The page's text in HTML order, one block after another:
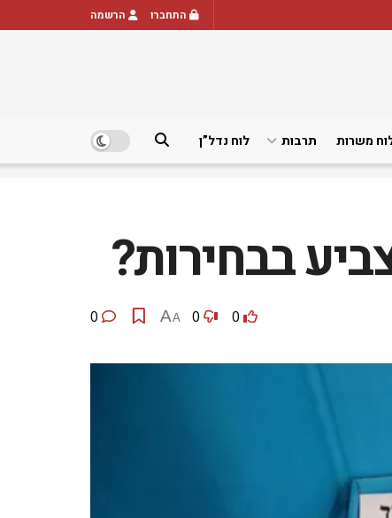
התחברו הרשמה
משרות תרבות לוח נדל”ן
בבחירות?
0
0
A
A